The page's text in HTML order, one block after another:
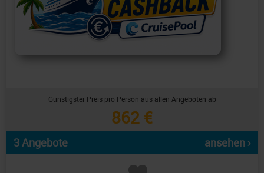
Günstigster Preis pro Person aus allen Angeboten ab
862 €
3 Angebote ansehen ›